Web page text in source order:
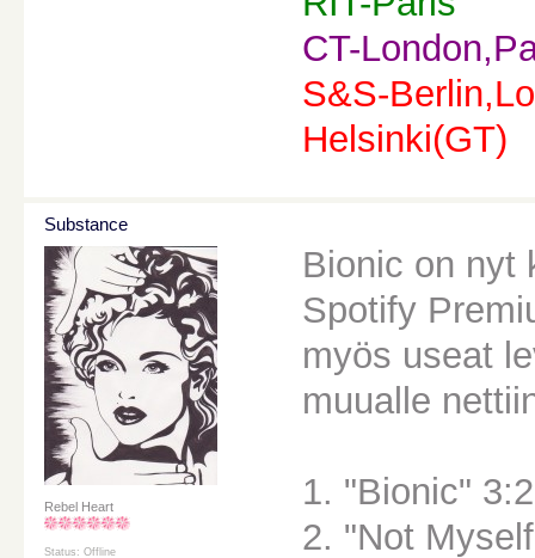
CT-
S&S-
Helsinki(GT)
Substance
Rebel Heart
Status: Offline
Bionic on nyt
Spotify
myös useat
muualle
1. "Bionic"
2. "Not